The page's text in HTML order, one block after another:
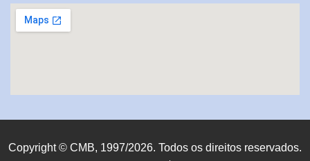
Copyright © CMB, 1997/2026. Todos os direitos reservados.